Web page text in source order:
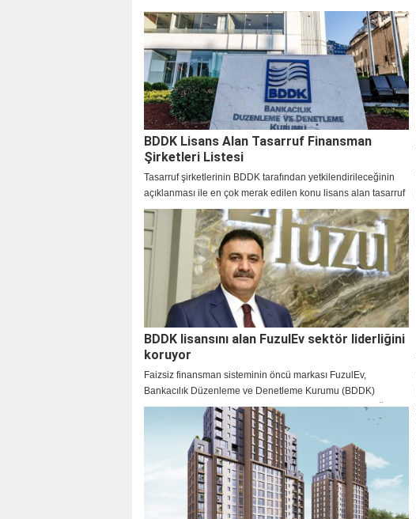
BDDK Lisans Alan Tasarruf Finansman
Şirketleri Listesi
Tasarruf şirketlerinin BDDK tarafından yetkilendirileceğinin
açıklanması ile en çok merak edilen konu lisans alan tasarruf
şirketleri hangileri? hangi tasarruf şirketleri BDDK yetkisi aldı?
konusu oldu
BDDK lisansını alan FuzulEv sektör liderliğini
koruyor
Faizsiz finansman sisteminin öncü markası FuzulEv,
Bankacılık Düzenleme ve Denetleme Kurumu (BDDK)
tarafından yürütülen intibak sürecini tamamlayarak aldığı
lisans ile yoluna güçlü adımlarla devam ediyor.